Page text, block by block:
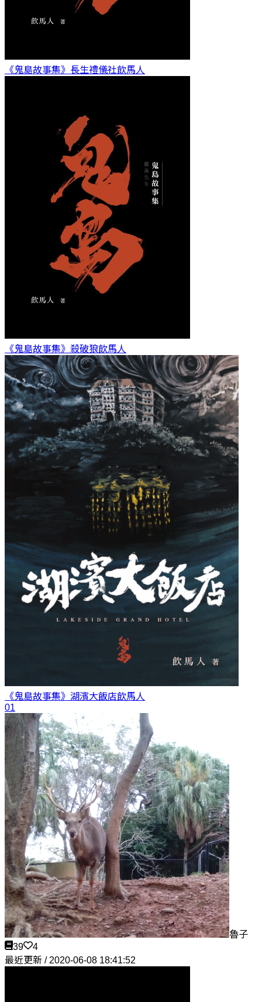
《鬼島故事集》長生禮儀社飲馬人
《鬼島故事集》殺破狼飲馬人
《鬼島故事集》湖濱大飯店飲馬人
01
魯子
39
4
最近更新 / 2020-06-08 18:41:52